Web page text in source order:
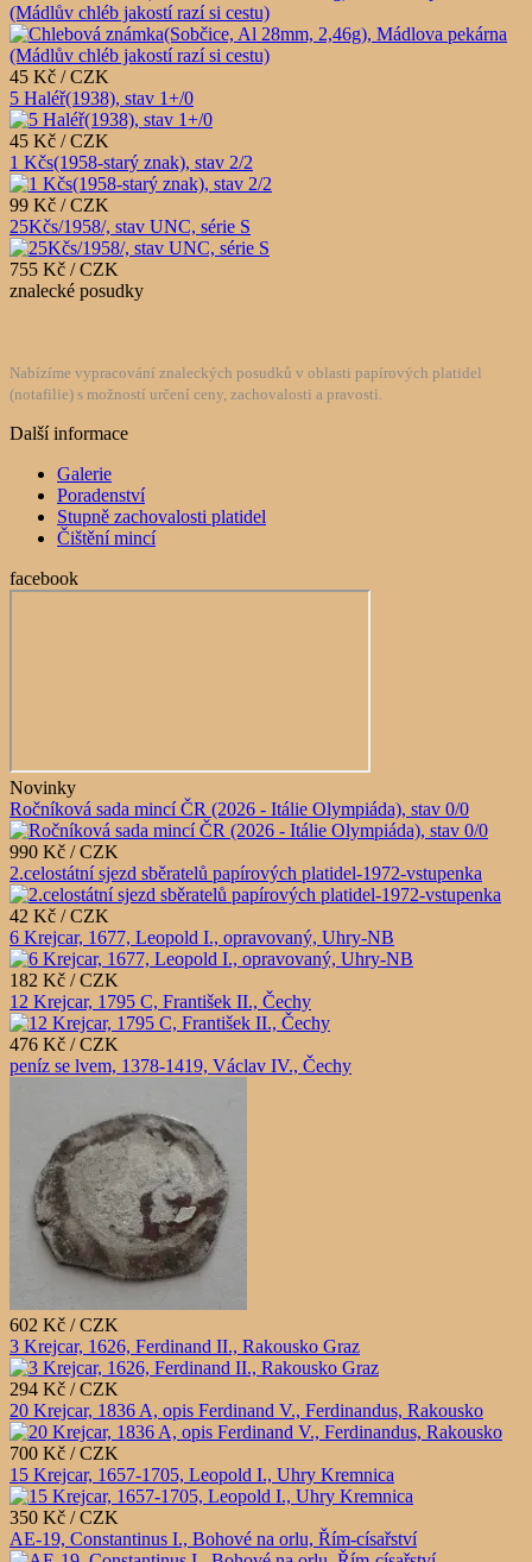
(Mádlův chléb jakostí razí si cestu)
45 Kč / CZK
5 Haléř(1938), stav 1+/0
45 Kč / CZK
1 Kčs(1958-starý znak), stav 2/2
99 Kč / CZK
25Kčs/1958/, stav UNC, série S
755 Kč / CZK
znalecké posudky
Nabízíme vypracování znaleckých posudků v oblasti papírových platidel
(notafilie) s možností určení ceny, zachovalosti a pravosti.
Další informace
Galerie
Poradenství
Stupně zachovalosti platidel
Čištění mincí
facebook
Novinky
Ročníková sada mincí ČR (2026 - Itálie Olympiáda), stav 0/0
990 Kč / CZK
2.celostátní sjezd sběratelů papírových platidel-1972-vstupenka
42 Kč / CZK
6 Krejcar, 1677, Leopold I., opravovaný, Uhry-NB
182 Kč / CZK
12 Krejcar, 1795 C, František II., Čechy
476 Kč / CZK
peníz se lvem, 1378-1419, Václav IV., Čechy
602 Kč / CZK
3 Krejcar, 1626, Ferdinand II., Rakousko Graz
294 Kč / CZK
20 Krejcar, 1836 A, opis Ferdinand V., Ferdinandus, Rakousko
700 Kč / CZK
15 Krejcar, 1657-1705, Leopold I., Uhry Kremnica
350 Kč / CZK
AE-19, Constantinus I., Bohové na orlu, Řím-císařství